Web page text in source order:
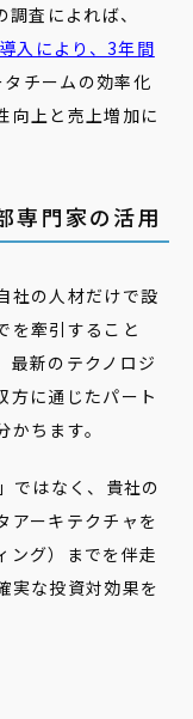
査によれば、
により、3年間
チームの効率化
向上と売上増加に
専門家の活用
社の人材だけで設
を牽引すること
最新のテクノロジ
方に通じたパート
ちます。
ではなく、貴社の
アーキテクチャを
ング）までを伴走
実な投資対効果を